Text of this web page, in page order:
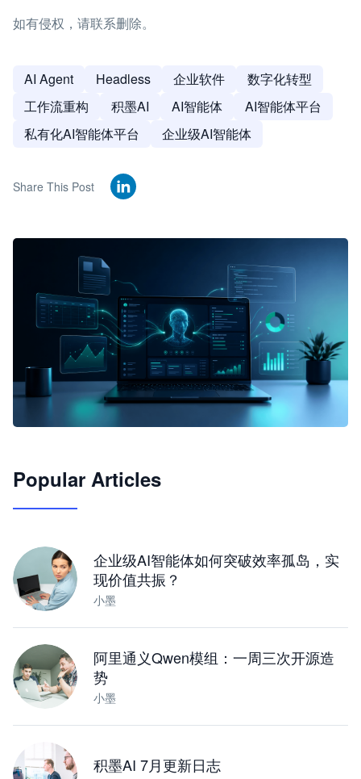
如有侵权，请联系删除。
AI Agent Headless 企业软件
数字化转型
工作流重构
积墨AI AI智能体
AI智能体平台
私有化AI智能体平台
企业级AI智能体
Share This Post
JimoClaw 桌面 AI Agent 工作台
Popular Articles
企业级AI智能体如何突破效率孤岛，实
现价值共振？
小墨
阿里通义Qwen模组：一周三次开源造
势
小墨
积墨AI 7月更新日志